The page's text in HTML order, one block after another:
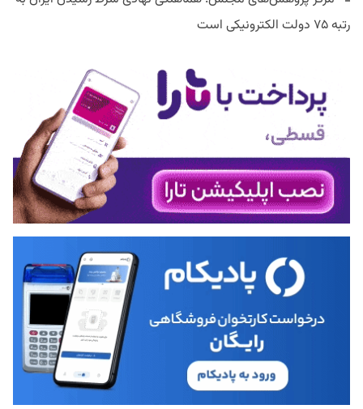
رتبه ۷۵ دولت الکترونیکی است